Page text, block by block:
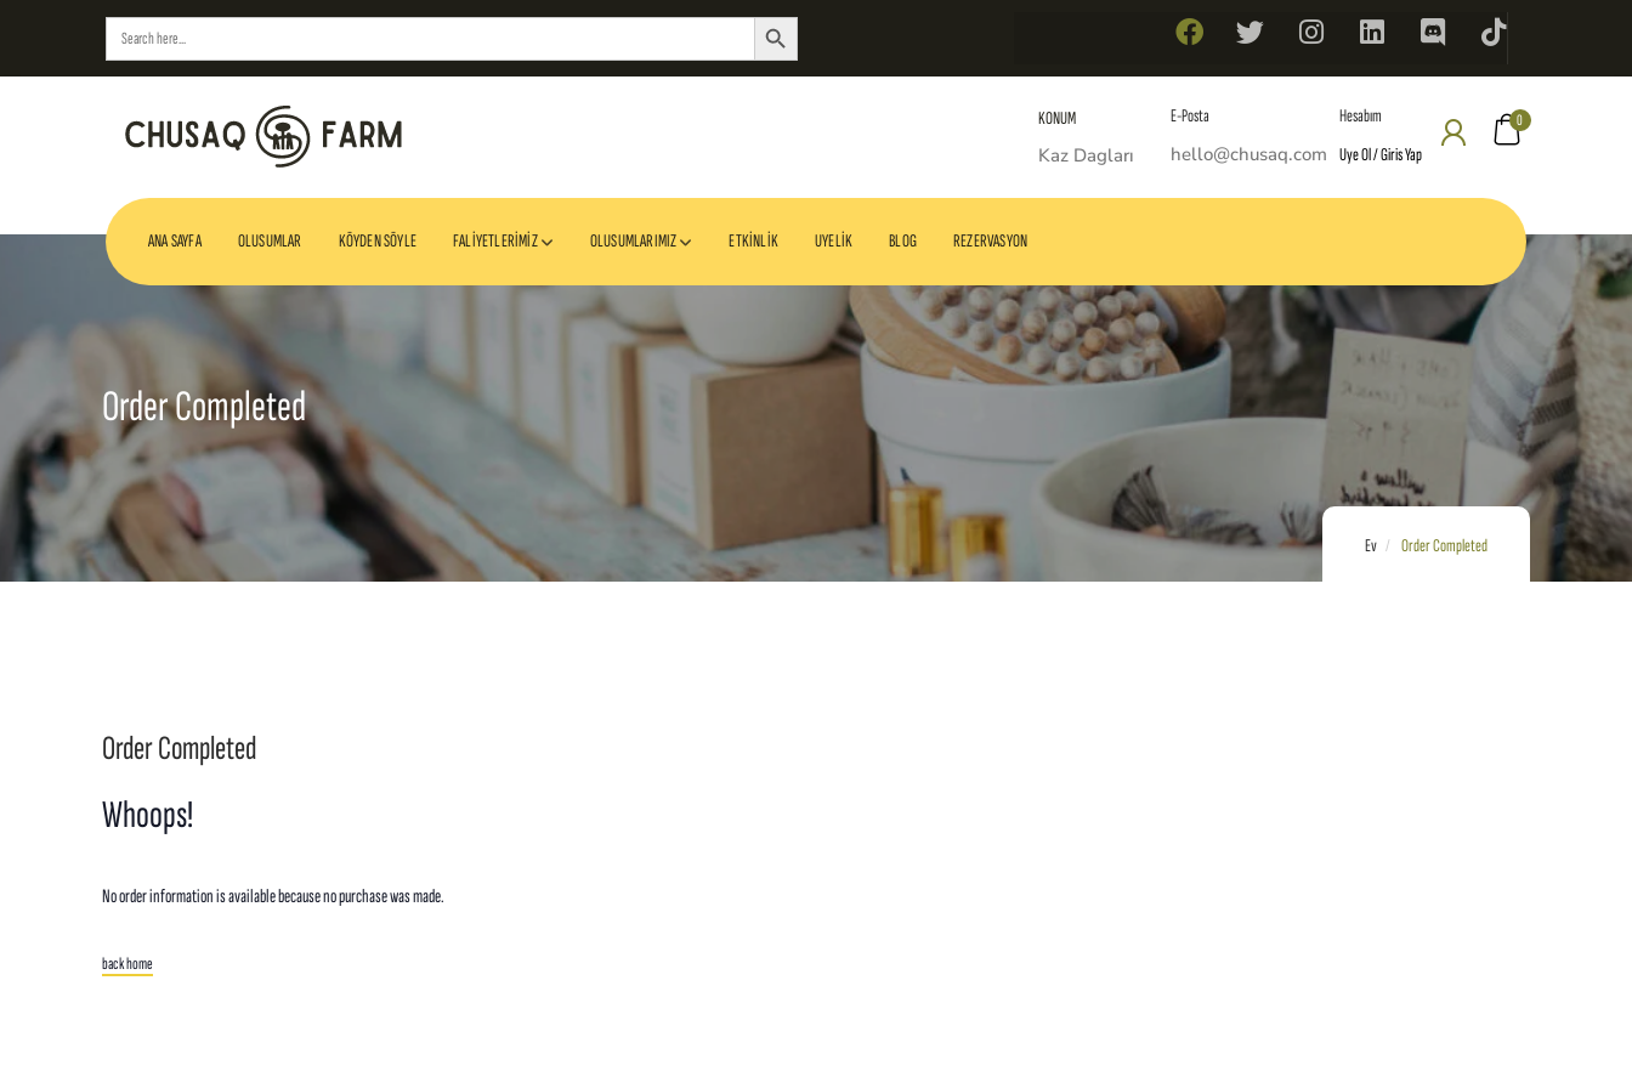
Search
for:
Search Button
KONUM
Kaz Dagları
E-Posta
hello@chusaq.com
Hesabım
Uye Ol / Giris Yap
0
ANA SAYFA OLUSUMLAR KÖYDEN SÖYLE FALIYETLERIMIZ OLUSUMLARIMIZ ETKINLIK UYELIK BLOG REZERVASYON
Order Completed
Ev Order Completed
Order Completed
Whoops!
No order information is available because no purchase was made.
back home